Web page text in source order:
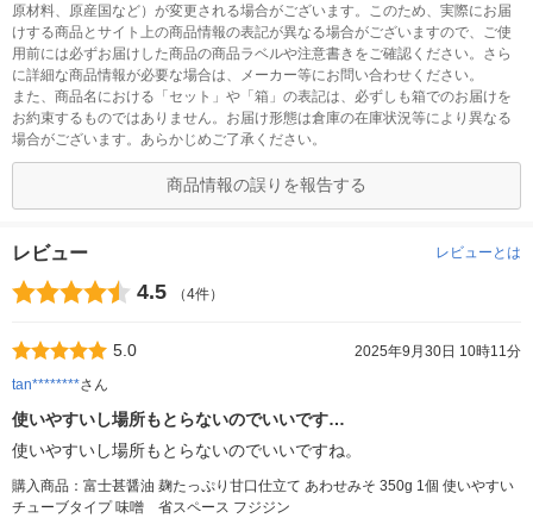
原材料、原産国など）が変更される場合がございます。このため、実際にお届
けする商品とサイト上の商品情報の表記が異なる場合がございますので、ご使
用前には必ずお届けした商品の商品ラベルや注意書きをご確認ください。さら
に詳細な商品情報が必要な場合は、メーカー等にお問い合わせください。
また、商品名における「セット」や「箱」の表記は、必ずしも箱でのお届けを
お約束するものではありません。お届け形態は倉庫の在庫状況等により異なる
場合がございます。あらかじめご了承ください。
商品情報の誤りを報告する
レビュー レビューとは
4.5 （4件）
5.0
2025年9月30日 10時11分
tan********さん
使いやすいし場所もとらないのでいいです…
使いやすいし場所もとらないのでいいですね。
購入商品：富士甚醤油 麹たっぷり甘口仕立て あわせみそ 350g 1個 使いやすい
チューブタイプ 味噌 省スペース フジジン